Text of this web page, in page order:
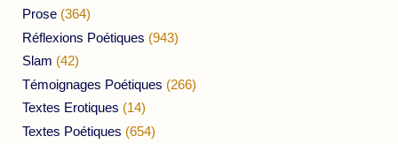
Prose (364)
Réflexions Poétiques (943)
Slam (42)
Témoignages Poétiques (266)
Textes Erotiques (14)
Textes Poétiques (654)